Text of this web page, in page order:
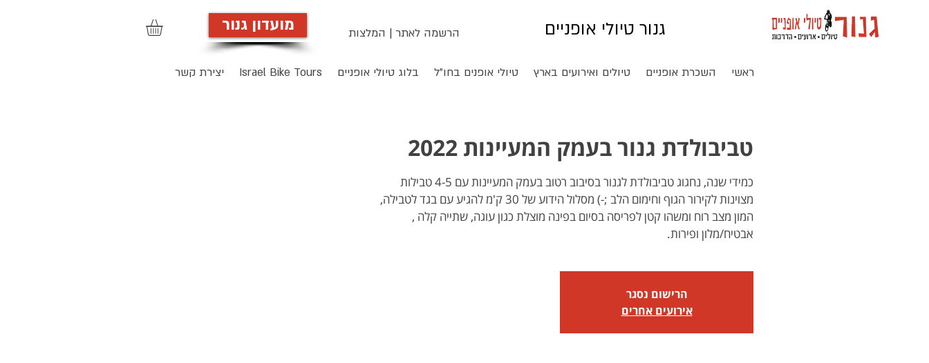
מועדון גנור הרשמה לאתר | המלצות גנור טיולי אופניים
ראשי השכרת אופניים טיולים ואירועים בארץ טיולי אופנים בחו"ל בלוג טיולי אופניים Israel Bike Tours יצירת קשר
טביבולדת גנור בעמק המעיינות 2022
כמידי שנה, נחגוג טביבולדת לגנור בסיבוב רטוב בעמק המעיינות עם 4-5 טבילות
מצוינות לקירור הגוף וחימום הלב ;-) מסלול הידוע של 30 ק'מ להגיע עם בגד לטבילה,
המון מצב רוח ומשהו קטן לפריסה בסיום בפינה מוצלת כגון עוגה, שתייה קלה ,
אבטיח/מלון ופירות.
הרישום נסגר
אירועים אחרים